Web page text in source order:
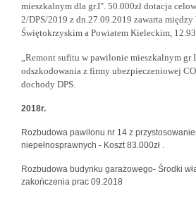
mieszkalnym dla gr.I". 50.000zł dotacja
2/DPS/2019 z dn.27.09.2019 zawarta między
Świętokrzyskim a Powiatem Kieleckim,
„Remont sufitu w pawilonie mieszkalnym gr
odszkodowania z firmy ubezpieczeniowej
dochody DPS.
2018r.
Rozbudowa pawilonu nr 14 z
niepełnosprawnych - Koszt 83.000zł .
Rozbudowa budynku garażowego- Środki
zakończenia prac 09.2018